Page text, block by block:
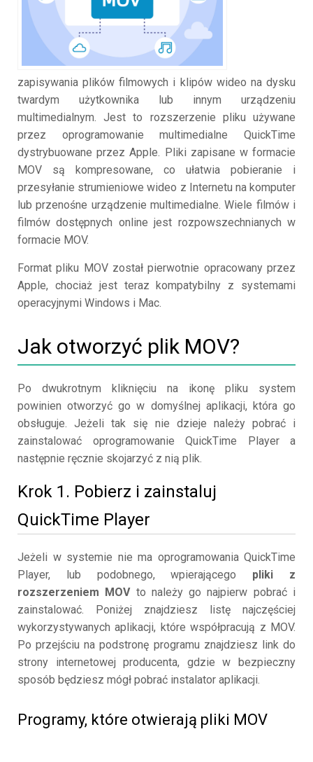
zapisywania plików filmowych i klipów wideo na dysku
twardym użytkownika lub innym urządzeniu
multimedialnym. Jest to rozszerzenie pliku używane
przez oprogramowanie multimedialne QuickTime
dystrybuowane przez Apple. Pliki zapisane w formacie
MOV są kompresowane, co ułatwia pobieranie i
przesyłanie strumieniowe wideo z Internetu na komputer
lub przenośne urządzenie multimedialne. Wiele filmów i
filmów dostępnych online jest rozpowszechnianych w
formacie MOV.
Format pliku MOV został pierwotnie opracowany przez
Apple, chociaż jest teraz kompatybilny z systemami
operacyjnymi Windows i Mac.
Jak otworzyć plik MOV?
Po dwukrotnym kliknięciu na ikonę pliku system
powinien otworzyć go w domyślnej aplikacji, która go
obsługuje. Jeżeli tak się nie dzieje należy pobrać i
zainstalować oprogramowanie QuickTime Player a
następnie ręcznie skojarzyć z nią plik.
Krok 1. Pobierz i zainstaluj
QuickTime Player
Jeżeli w systemie nie ma oprogramowania QuickTime
Player, lub podobnego, wpierającego pliki z
rozszerzeniem MOVto należy go najpierw pobrać i
zainstalować. Poniżej znajdziesz listę najczęściej
wykorzystywanych aplikacji, które współpracują z MOV.
Po przejściu na podstronę programu znajdziesz link do
strony internetowej producenta, gdzie w bezpieczny
sposób będziesz mógł pobrać instalator aplikacji.
Programy, które otwierają pliki MOV